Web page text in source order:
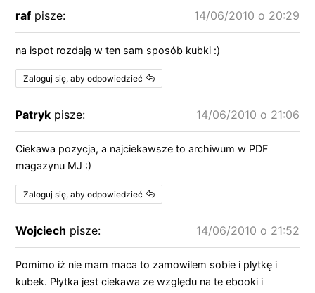
raf pisze: 14/06/2010 o 20:29
na ispot rozdają w ten sam sposób kubki :)
Zaloguj się, aby odpowiedzieć
Patryk pisze: 14/06/2010 o 21:06
Ciekawa pozycja, a najciekawsze to archiwum w PDF
magazynu MJ :)
Zaloguj się, aby odpowiedzieć
Wojciech pisze: 14/06/2010 o 21:52
Pomimo iż nie mam maca to zamowilem sobie i plytkę i
kubek. Płytka jest ciekawa ze względu na te ebooki i